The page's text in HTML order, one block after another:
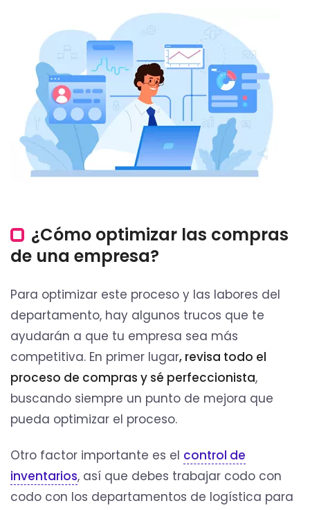
¿Cómo optimizar las compras
de una empresa?
Para optimizar este proceso y las labores del
departamento, hay algunos trucos que te
ayudarán a que tu empresa sea más
competitiva. En primer lugar, revisa todo el
proceso de compras y sé perfeccionista,
buscando siempre un punto de mejora que
pueda optimizar el proceso.
Otro factor importante es el control de
inventarios, así que debes trabajar codo con
codo con los departamentos de logística para